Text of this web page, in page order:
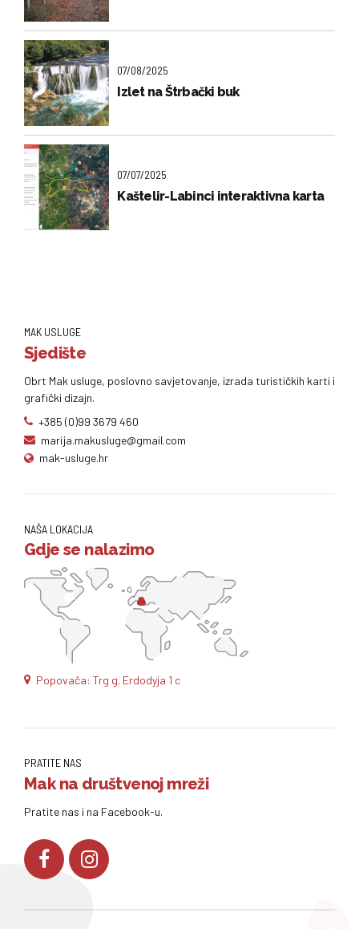
07/08/2025
Izlet na Štrbački buk
07/07/2025
Kaštelir-Labinci interaktivna karta
MAK USLUGE
Sjedište
Obrt Mak usluge, poslovno savjetovanje, izrada turističkih karti i
grafički dizajn.
+385 (0)99 3679 460
marija.makusluge@gmail.com
mak-usluge.hr
NAŠA LOKACIJA
Gdje se nalazimo
Popovača: Trg g. Erdodyja 1 c
PRATITE NAS
Mak na društvenoj mreži
Pratite nas i na Facebook-u.